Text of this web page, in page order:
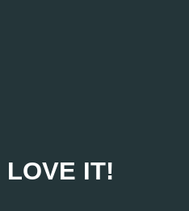
LOVE IT!